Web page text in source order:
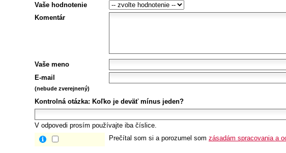
Vaše hodnotenie
Komentár
Vaše meno
E-mail
(nebude zverejnený)
Kontrolná otázka: Koľko je deväť mínus jeden?
V odpovedi prosím používajte iba číslice.
Prečítal som si a porozumel som zásadám spracovania a